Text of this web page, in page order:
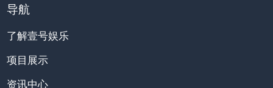
导航
了解壹号娱乐
项目展示
资讯中心